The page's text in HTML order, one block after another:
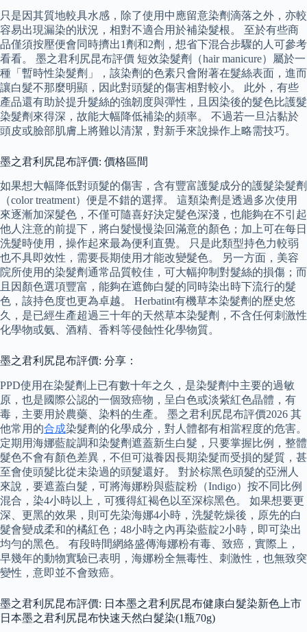
只是因其質地較具水感，除了使用中應留意染劑滴落之外，亦較
容易出現漏染的狀況，相對不適合用於補染髮根。 至於有些商
品僅須按壓便會同時擠出1劑和2劑，想省下混合步驟的人可參考
看看。 墨之君利尻昆布評價 短效染髮劑（hair manicure）屬於一
種「暫時性染髮劑」，該染劑的色素只會附著在髮絲表面，進而
讓白髮不那麼明顯，因此對頭髮的傷害相對較小。 此外，有些
產品還有助於提升髮絲的強韌度與彈性，且因染後的髮色比護髮
染髮劑來得深，故能大幅降低補染的頻率。 不過若一旦沾黏於
頭皮或臉部肌膚上將難以清潔，對新手來說操作上略需技巧。
墨之君利尻昆布評價: 價格區間
如果想大幅降低對頭髮的傷害，含有豐富護髮成分的護髮染髮劑
（color treatment）便是不錯的選擇。 這類染劑是透過多次使用
來逐漸加深髮色，不僅可隨喜好決定髮色深淺，也能夠在不引起
他人注意的前提下，將白髮慢慢染回滿意的顏色；加上可在每日
洗髮時使用，操作起來最為便利直覺。 只是此類型持色力較弱
也不具即效性，需要長期使用才能改變髮色。 另一方面，美容
院所使用的染髮劑通常品質較佳，可大幅抑制對髮絲的損傷；而
且因顏色選項豐富，能夠在遮飾白髮的同時染出時下流行的髮
色，該持色度也更為卓越。 Herbatint有機草本染髮劑的歷史悠
久，是已經生產超過三十年的天然草本染髮劑，不含任何刺激性
化學物或氨、酒精、香料等侵蝕性化學物質。
墨之君利尻昆布評價: 分享：
PPD使用在染髮劑上已有數十年之久，是染髮劑中主要的過敏
原，也是國際公認的一個致癌物，呈白色或淡紫紅色晶體，有
毒，主要用於農藥、染料的生產。 墨之君利尻昆布評價2026 其
他常用的合成染髮劑的化學成分，對人體都有相當程度的危害。
定期用海娜藍靛調和染髮劑遮蓋新生白髮，只要掌握比例，整體
髮色不會有顏色差異，不但可滋養因長期染髮而受損的髮質，甚
至會使頭髮比從未染過的頭髮還好。 對於棕黑色頭髮的亞洲人
來說，要遮蓋白髮，可將海娜粉與藍靛粉（Indigo）按不同比例
混合，染4小時以上，可獲得紅褐色以至深棕黑色。 如果想要更
深、更黑的效果，則可先染海娜4小時，洗髮乾燥後，原先的白
髮會變成柔和的橘紅色；48小時之內再染藍靛2小時，即可染出
均勻的黑色。 有段時間網絡盛傳海娜粉有毒、致癌，實際上，
早幾年的動物實驗已表明，海娜粉全無毒性、刺激性，也無致突
變性，意即並不會致癌。
墨之君利尻昆布評價: 日本墨之君利尻昆布健康白髮染新色上市
日本墨之君利尻昆布快速天然白髮染(1瓶70g)